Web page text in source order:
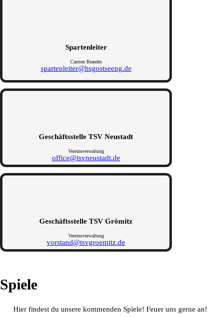
Spartenleiter
Carsten Brandes
spartenleiter@hsgostseeng.de
Geschäftsstelle TSV Neustadt
Vereinsverwaltung
office@tsvneustadt.de
Geschäftsstelle TSV Grömitz
Vereinsverwaltung
vorstand@tsvgroemitz.de
Spiele
Hier findest du unsere kommenden Spiele! Feuer uns gerne an!